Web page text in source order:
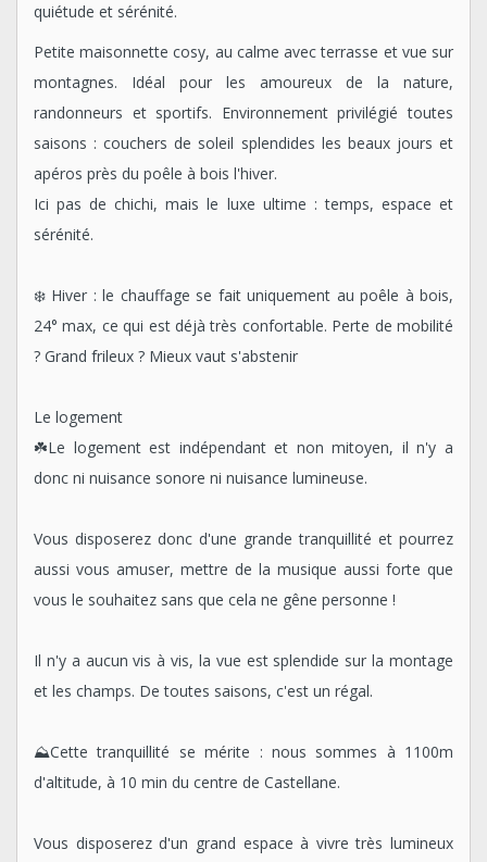
quiétude et sérénité.
Petite maisonnette cosy, au calme avec terrasse et vue sur
montagnes. Idéal pour les amoureux de la nature,
randonneurs et sportifs. Environnement privilégié toutes
saisons : couchers de soleil splendides les beaux jours et
apéros près du poêle à bois l'hiver.
Ici pas de chichi, mais le luxe ultime : temps, espace et
sérénité.
❄️ Hiver : le chauffage se fait uniquement au poêle à bois,
24° max, ce qui est déjà très confortable. Perte de mobilité
? Grand frileux ? Mieux vaut s'abstenir
Le logement
☘️Le logement est indépendant et non mitoyen, il n'y a
donc ni nuisance sonore ni nuisance lumineuse.
Vous disposerez donc d'une grande tranquillité et pourrez
aussi vous amuser, mettre de la musique aussi forte que
vous le souhaitez sans que cela ne gêne personne !
Il n'y a aucun vis à vis, la vue est splendide sur la montage
et les champs. De toutes saisons, c'est un régal.
⛰️Cette tranquillité se mérite : nous sommes à 1100m
d'altitude, à 10 min du centre de Castellane.
Vous disposerez d'un grand espace à vivre très lumineux